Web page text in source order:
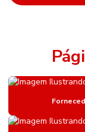
Etiqueta Adesiva
Etiqueta Adesiva
Etiqueta De